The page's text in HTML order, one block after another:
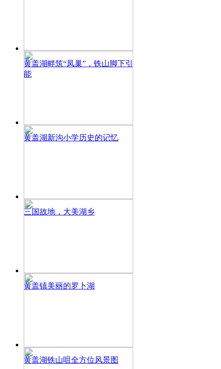
黄盖湖畔筑“凤巢”，铁山脚下引
能
黄盖湖新沟小学历史的记忆
三国故地，大美湖乡
黄盖镇美丽的罗卜湖
黄盖湖铁山咀全方位风景图